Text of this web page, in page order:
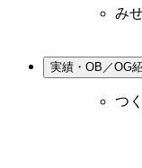
み
実績・OB／OG
つ